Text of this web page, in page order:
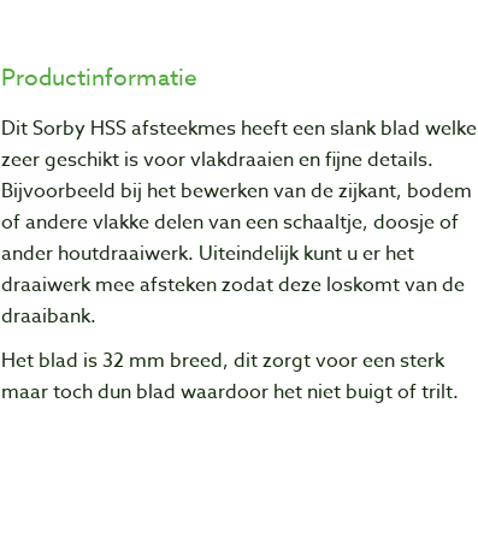
Productinformatie
Dit Sorby HSS afsteekmes heeft een slank blad welke
zeer geschikt is voor vlakdraaien en fijne details.
Bijvoorbeeld bij het bewerken van de zijkant, bodem
of andere vlakke delen van een schaaltje, doosje of
ander houtdraaiwerk. Uiteindelijk kunt u er het
draaiwerk mee afsteken zodat deze loskomt van de
draaibank.
Het blad is 32 mm breed, dit zorgt voor een sterk
maar toch dun blad waardoor het niet buigt of trilt.